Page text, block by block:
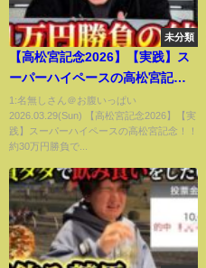
未分類
【高松宮記念2026】【実践】ス
ーパーハイペースの高松宮記
念！！約30万円勝負で帯狙いま
す！！
1:名無しさん＠お腹いっぱい
2026.03.29(Sun) 【高松宮記念2026】【実
践】スーパーハイペースの高松宮記念！！
約30万円勝負で...